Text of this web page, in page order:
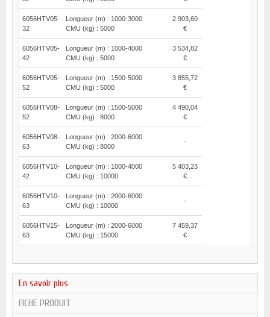
6056HTV05-
32
Longueur (m) : 1000-3000
CMU (kg) : 5000
2 903,60
€
6056HTV05-
42
Longueur (m) : 1000-4000
CMU (kg) : 5000
3 534,82
€
6056HTV05-
52
Longueur (m) : 1500-5000
CMU (kg) : 5000
3 855,72
€
6056HTV08-
52
Longueur (m) : 1500-5000
CMU (kg) : 8000
4 490,04
€
6056HTV08-
63
Longueur (m) : 2000-6000
CMU (kg) : 8000
-
6056HTV10-
42
Longueur (m) : 1000-4000
CMU (kg) : 10000
5 403,23
€
6056HTV10-
63
Longueur (m) : 2000-6000
CMU (kg) : 10000
-
6056HTV15-
63
Longueur (m) : 2000-6000
CMU (kg) : 15000
7 459,37
€
En savoir plus
FICHE PRODUIT